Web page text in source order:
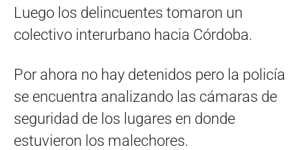
Luego los delincuentes tomaron un
colectivo interurbano hacia Córdoba.
Por ahora no hay detenidos pero la policía
se encuentra analizando las cámaras de
seguridad de los lugares en donde
estuvieron los malechores.